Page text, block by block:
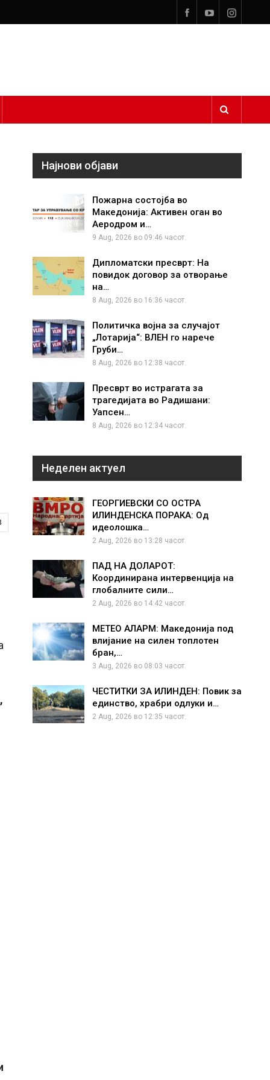
Најнови објави
Пожарна состојба во
Македонија: Активен оган во
Аеродром и…
9 Aug, 2026 во 09:46 часот.
Дипломатски пресврт: На
повидок договор за отворање
на…
8 Aug, 2026 во 16:36 часот.
Политичка војна за случајот
„Лотарија“: ВЛЕН го нарече
Груби…
8 Aug, 2026 во 12:38 часот.
Пресврт во истрагата за
трагедијата во Радишани:
Уапсен…
8 Aug, 2026 во 12:34 часот.
Неделен актуел
ГЕОРГИЕВСКИ СО ОСТРА
ИЛИНДЕНСКА ПОРАКА: Од
идеолошка…
2 Aug, 2026 во 13:28 часот.
ПАД НА ДОЛАРОТ:
Координирана интервенција на
глобалните сили…
2 Aug, 2026 во 14:42 часот.
МЕТЕО АЛАРМ: Македонија под
влијание на силен топлотен
бран,…
3 Aug, 2026 во 08:03 часот.
ЧЕСТИТКИ ЗА ИЛИНДЕН: Повик за
единство, храбри одлуки и…
2 Aug, 2026 во 12:35 часот.